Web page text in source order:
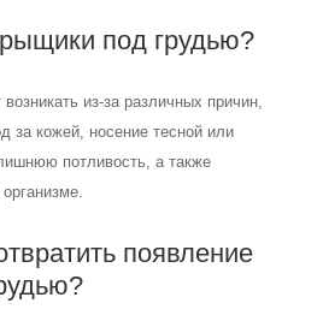
под грудью?
из-за различных причин,
за кожей, носение тесной или
потливость, а также
появление